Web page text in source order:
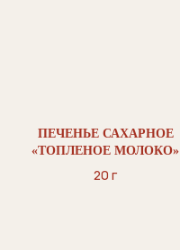
ПЕЧЕНЬЕ САХАРНОЕ
«ТОПЛЕНОЕ МОЛОКО»
20 г